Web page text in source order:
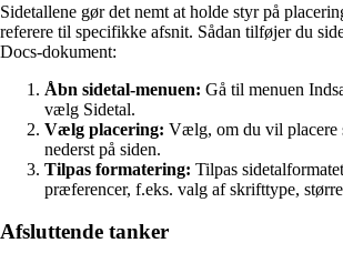
Sidetallene gør det nemt at holde styr på
referere til specifikke afsnit. Sådan tilføjer du
Docs-dokument:
Åbn sidetal-menuen: Gå til menuen
vælg Sidetal.
Vælg placering: Vælg, om du vil placere
nederst på siden.
Tilpas formatering: Tilpas
præferencer, f.eks. valg af skrifttype,
Afsluttende tanker